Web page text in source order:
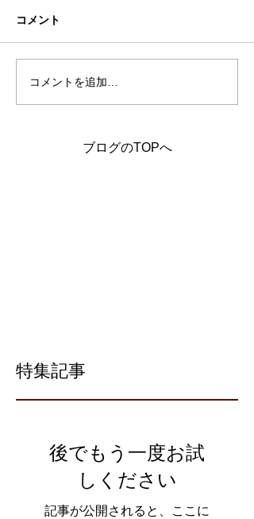
特集記事
ブログのTOPへ
コメント
コメントを追加…
後でもう一度お試
しください
記事が公開されると、ここに